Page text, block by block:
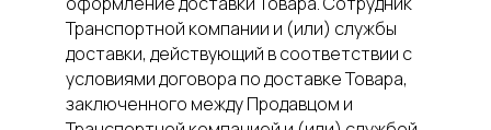
Транспортной компании и (или) службы
доставки, действующий в соответствии с
условиями договора по доставке Товара,
заключенного между Продавцом и